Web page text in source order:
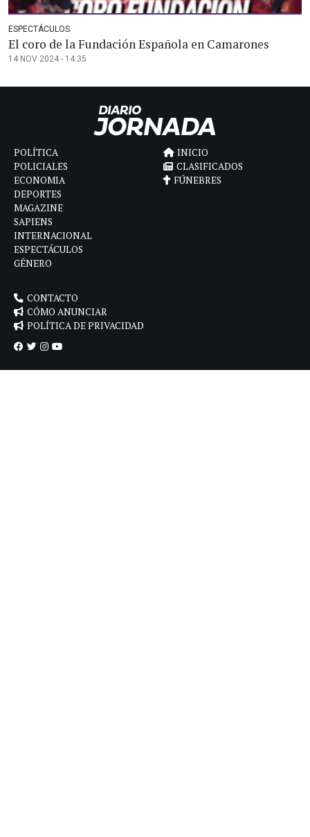
ESPECTÁCULOS
El coro de la Fundación Española en Camarones
14 NOV 2024 - 14:35
POLÍTICA
POLICIALES
ECONOMIA
DEPORTES
MAGAZINE
SAPIENS
INTERNACIONAL
ESPECTÁCULOS
GÉNERO
INICIO
CLASIFICADOS
FÚNEBRES
CONTACTO
CÓMO ANUNCIAR
POLÍTICA DE PRIVACIDAD